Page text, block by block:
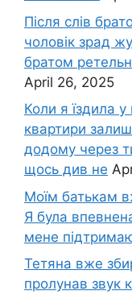
Після слів
чоловік зpад
братом
April 26, 2025
Коли я їздила у
квартири
додому через
щось див не
Моїм батькам
Я була
мене
Тетяна вже
пролунав звук